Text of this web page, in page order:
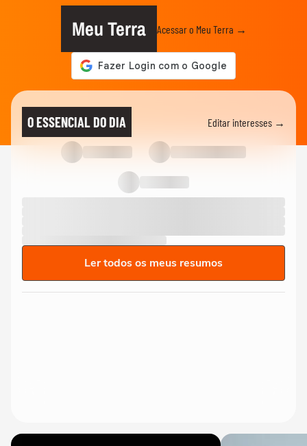
Meu Terra Acessar o Meu Terra →
O ESSENCIAL DO DIA Editar interesses →
Ler todos os meus resumos